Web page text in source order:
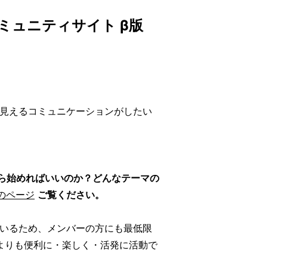
ュニティサイト β版
えるコミュニケーションがしたい
めればいいのか？どんなテーマの
ページ ご覧ください。
るため、メンバーの方にも最低限
も便利に・楽しく・活発に活動で